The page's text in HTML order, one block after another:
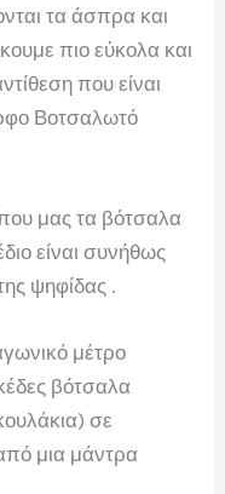
τα άσπρα και
πιο εύκολα και
που είναι
Βοτσαλωτό
μας τα βότσαλα
είναι συνήθως
ψηφίδας .
μέτρο
βότσαλα
σε
μια μάντρα